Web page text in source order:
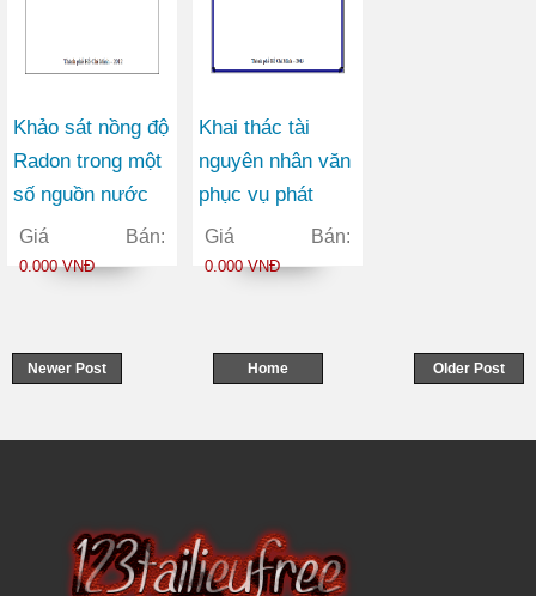
Khảo sát nồng độ
Radon trong một
số nguồn nước
suối tự nhiên
Giá Bán:
0.000 VNĐ
Khai thác tài
nguyên nhân văn
phục vụ phát
triển du lịch ở
thành phố Hồ Chí
Giá Bán:
0.000 VNĐ
Newer Post Older Post
Home